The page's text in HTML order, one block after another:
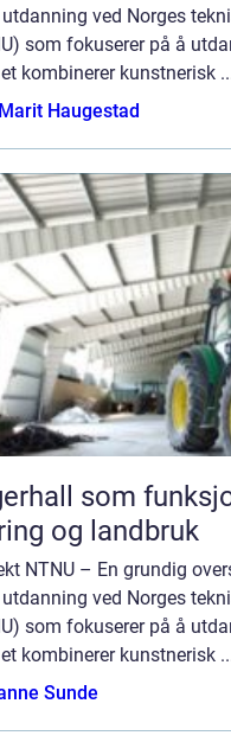
utdanning ved Norges
som fokuserer på å
kombinerer kunstnerisk
Haugestad
som
og landbruk
NTNU – En grundig
utdanning ved Norges
som fokuserer på å
kombinerer kunstnerisk
Sunde